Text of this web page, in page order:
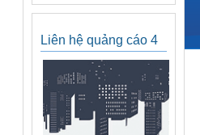
Liên hệ quảng cáo 4